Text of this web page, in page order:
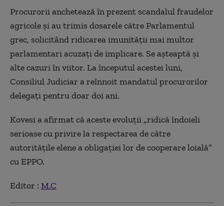
Procurorii anchetează în prezent scandalul fraudelor
agricole și au trimis dosarele către Parlamentul
grec, solicitând ridicarea imunității mai multor
parlamentari acuzați de implicare. Se așteaptă și
alte cazuri în viitor. La începutul acestei luni,
Consiliul Judiciar a reînnoit mandatul procurorilor
delegați pentru doar doi ani.
Kovesi a afirmat că aceste evoluții „ridică îndoieli
serioase cu privire la respectarea de către
autoritățile elene a obligației lor de cooperare loială”
cu EPPO.
Editor : M.C